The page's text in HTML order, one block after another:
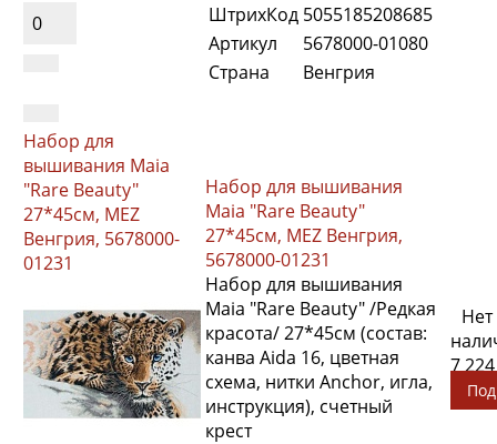
0
ШтрихКод 5055185208685
Артикул
5678000-01080
Страна
Венгрия
Набор для
вышивания Maia
"Rare Beauty"
27*45см, MEZ
Венгрия, 5678000-
01231
Набор для вышивания
Maia "Rare Beauty"
27*45см, MEZ Венгрия,
5678000-01231
Набор для вышивания
Maia "Rare Beauty" /Редкая
красота/ 27*45см (состав:
канва Aida 16, цветная
схема, нитки Anchor, игла,
инструкция), счетный
крест
Нет
7